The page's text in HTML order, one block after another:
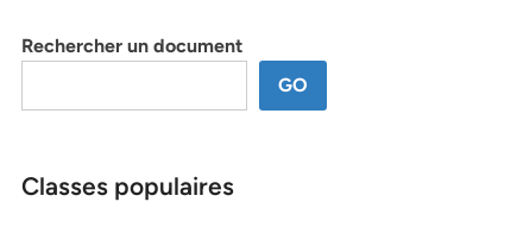
Rechercher un document
GO
Classes populaires